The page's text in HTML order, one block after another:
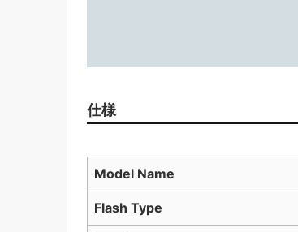
仕様
Model Name
Flash Type